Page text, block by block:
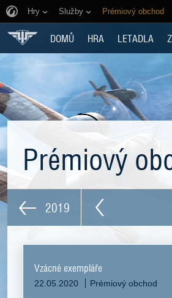
Hry Služby Prémiový obchod
DOMŮ HRA LETADLA
Prémiový
2019
Vzácné exempláře
22.05.2020 Prémiový obchod